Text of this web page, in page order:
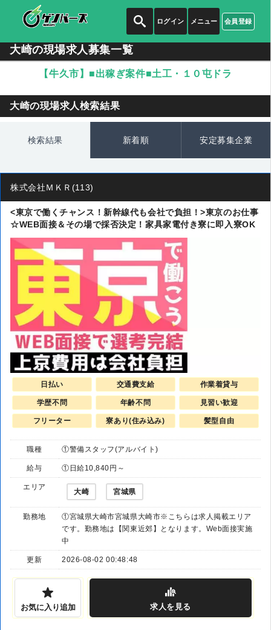
ログイン 会員登録
メニュー
大崎の現場求人募集一覧
【牛久市】■出稼ぎ案件■土工・１０屯ドラ
大崎の現場求人検索結果
検索結果 新着順 安定募集企業
株式会社ＭＫＲ(113)
<東京で働くチャンス！新幹線代も会社で負担！>東京のお仕事
☆WEB面接＆その場で採否決定！家具家電付き寮に即入寮OK
日払い 交通費支給 作業着貸与
学歴不問 年齢不問 見習い歓迎
フリーター 寮あり(住み込み) 髪型自由
職種 ①警備スタッフ(アルバイト)
給与 ①日給10,840円～
エリア
大崎 宮城県
勤務地
①宮城県大崎市宮城県大崎市※こちらは求人掲載エリア
です。勤務地は【関東近郊】となります。Web面接実施
中
更新 2026-08-02 00:48:48
お気に入り追加 求人 を見る